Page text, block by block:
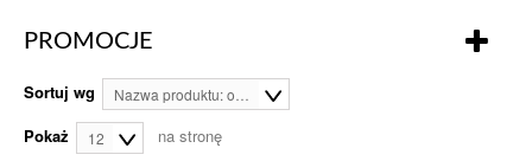
PROMOCJE
Sortuj wg
Pokaż 12 na stronę